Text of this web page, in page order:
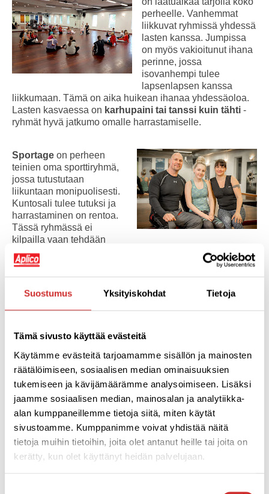
Suostumus Yksityiskohdat Tietoja
Tämä sivusto käyttää evästeitä
Käytämme evästeitä tarjoamamme sisällön ja mainosten
räätälöimiseen, sosiaalisen median ominaisuuksien
tukemiseen ja kävijämäärämme analysoimiseen. Lisäksi
jaamme sosiaalisen median, mainosalan ja analytiikka-
alan kumppaneillemme tietoja siitä, miten käytät
sivustoamme. Kumppanimme voivat yhdistää näitä
tietoja muihin tietoihin, joita olet antanut heille tai joita on
kerätty, kun olet käyttänyt heidän palvelujaan.
perheelle. Vanhemmat
liikkuvat ryhmissä yhdessä
lasten kanssa. Jumpissa
on myös vakioitunut ihana
perinne, jossa
isovanhempi tulee
lapsenlapsen kanssa
liikkumaan. Tämä on aika huikean ihanaa yhdessäoloa.
Lasten kasvaessa on karhupaini tai tanssi kuin tähti -
ryhmät hyvä jatkumo omalle harrastamiselle.
Sportage on perheen
teinien oma sporttiryhmä,
jossa tutustutaan
liikuntaan monipuolisesti.
Kuntosali tulee tutuksi ja
harrastaminen on rentoa.
Tässä ryhmässä ei
kilpailla vaan tehdään
liikunnasta hauska harrastus. Ryhmässä tutustutaan
myös hyvään ja terveelliseen syömiseen. Tämä on
ponnahduslauta, josta päästään sitten vanhempien
kanssa yhdessä harrastamaan kuntosalia jatkossa.
sisältyy jäsenyyteen ja lastenryhmien kausimaksuissa
on omat jäsenetuhinnat. Perheestä jo toinen saa
jäsenyyden huokeasti 49 eurolla, jotta kynnys on matala
aloittaa pariskuntana ja ottaa vielä teinitkin matkaan.
Isovanhemmille on olemassa oma timanttitiimi . Tämä on
65+ ryhmä, jolla on oma viikoittainen
kuntosalitapaaminen ja oma jumpparyhmä. Tuttu ohjaaja
ja saman henkinen porukka pitää liikuntaa yllä kivalla
tavalla. Pitkät kahvit meidän kahviossa kruunaa vielä
treenit ja huoltaa samalla mieltä sekä sosiaalisia suhteita.
Parista tuhannesta